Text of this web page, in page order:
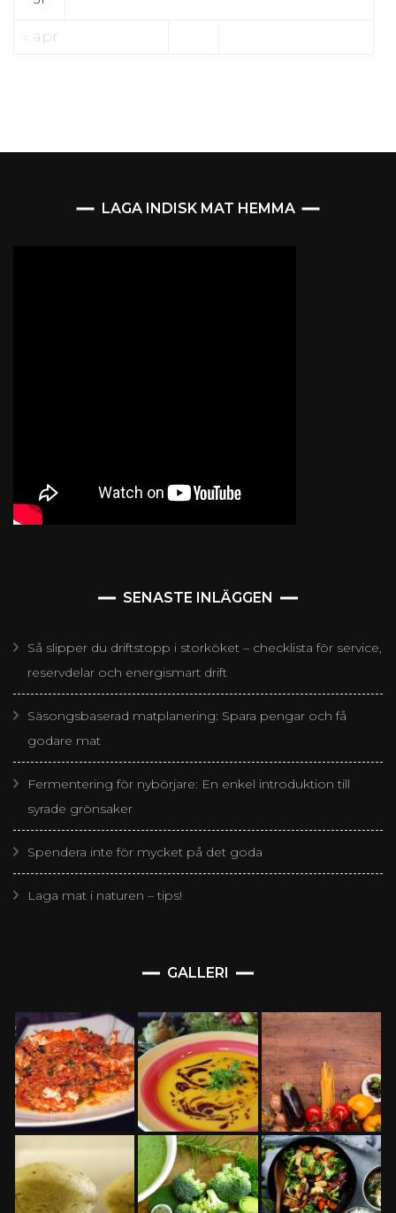
« apr
LAGA INDISK MAT HEMMA
SENASTE INLÄGGEN
Så slipper du driftstopp i storköket – checklista för service,
reservdelar och energismart drift
Säsongsbaserad matplanering: Spara pengar och få
godare mat
Fermentering för nybörjare: En enkel introduktion till
syrade grönsaker
Spendera inte för mycket på det goda
Laga mat i naturen – tips!
GALLERI